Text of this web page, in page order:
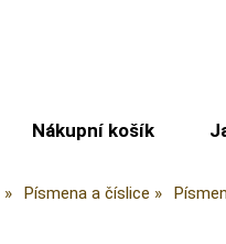
Nákupní košík
Písmena a číslice